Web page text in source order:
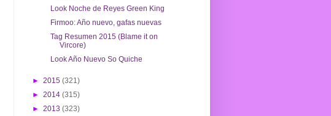
Look Noche de Reyes Green King
Firmoo: Año nuevo, gafas nuevas
Tag Resumen 2015 (Blame it on
Vircore)
Look Año Nuevo So Quiche
► 2015 (321)
► 2014 (315)
► 2013 (323)